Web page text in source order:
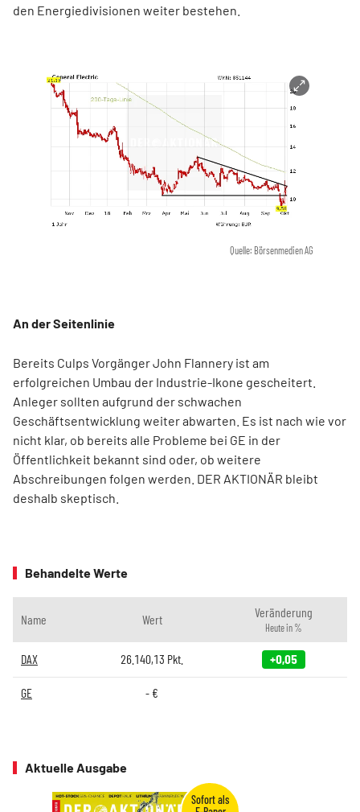
den Energiedivisionen weiter bestehen.
Quelle: Börsenmedien AG
An der Seitenlinie
Bereits Culps Vorgänger John Flannery ist am
erfolgreichen Umbau der Industrie-Ikone gescheitert.
Anleger sollten aufgrund der schwachen
Geschäftsentwicklung weiter abwarten. Es ist nach wie vor
nicht klar, ob bereits alle Probleme bei GE in der
Öffentlichkeit bekannt sind oder, ob weitere
Abschreibungen folgen werden. DER AKTIONÄR bleibt
deshalb skeptisch.
Behandelte Werte
Name Wert Veränderung
Heute in %
DAX 26.140,13 Pkt. +0,05
GE - €
Aktuelle Ausgabe